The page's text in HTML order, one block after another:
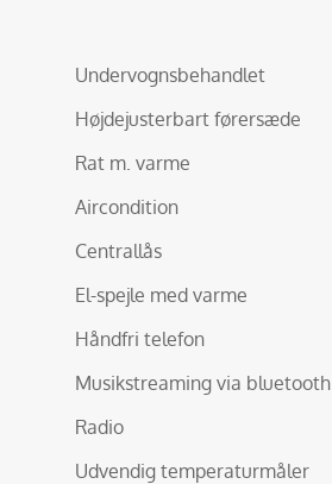
Undervognsbehandlet
Højdejusterbart førersæde
Rat m. varme
Aircondition
Centrallås
El-spejle med varme
Håndfri telefon
Musikstreaming via bluetooth
Radio
Udvendig temperaturmåler